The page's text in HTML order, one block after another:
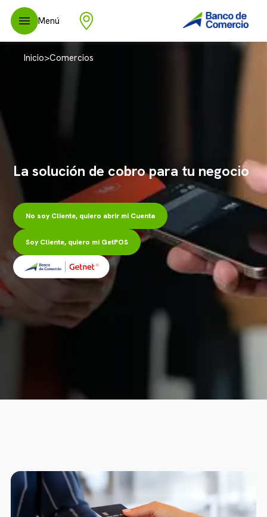
Menú
Inicio>Comercios
La solución de cobro para tu negocio
No soy Cliente, quiero abrir mi Cuenta
Soy Cliente, quiero mi GetPOS